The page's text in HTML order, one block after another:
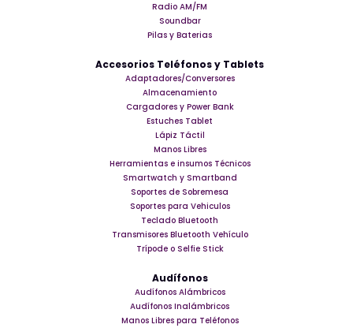
Radio AM/FM
Soundbar
Pilas y Baterias
Accesorios Teléfonos y Tablets
Adaptadores/Conversores
Almacenamiento
Cargadores y Power Bank
Estuches Tablet
Lápiz Táctil
Manos Libres
Herramientas e insumos Técnicos
Smartwatch y Smartband
Soportes de Sobremesa
Soportes para Vehiculos
Teclado Bluetooth
Transmisores Bluetooth Vehículo
Trípode o Selfie Stick
Audífonos
Audífonos Alámbricos
Audífonos Inalámbricos
Manos Libres para Teléfonos